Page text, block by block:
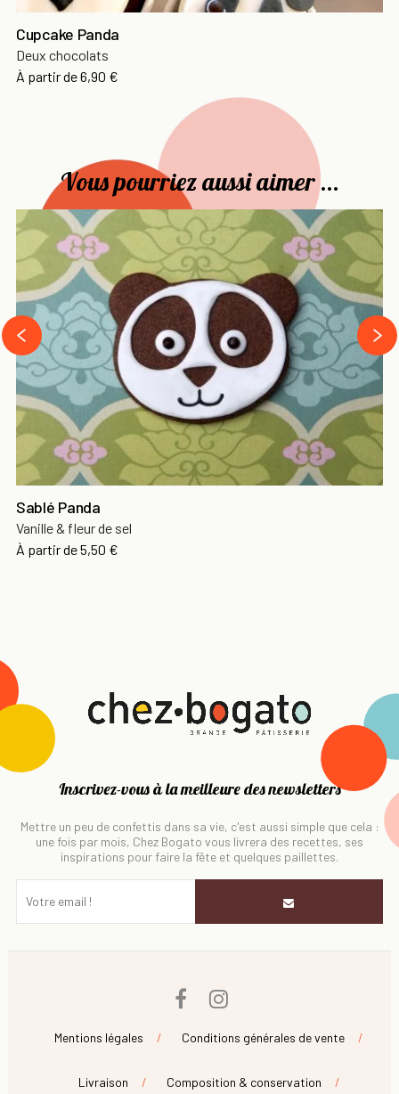
Cupcake Panda
Deux chocolats
À partir dePrix
6,90 €
Vous pourriez aussi aimer ...
Sablé Panda
Vanille & fleur de sel
À partir de5,50 €
‹
›
Inscrivez-vous à la meilleure des newsletters
Mettre un peu de confettis dans sa vie, c'est aussi simple que cela :
une fois par mois, Chez Bogato vous livrera des recettes, ses
inspirations pour faire la fête et quelques paillettes.
Facebook
Mentions légales Conditions générales de vente
Livraison Composition & conservation